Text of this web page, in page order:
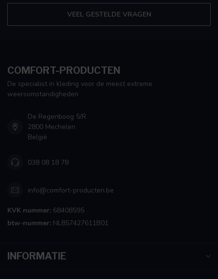
VEEL GESTELDE VRAGEN
COMFORT-PRODUCTEN
De specialist in kleding voor de meest extreme
weersomstandigheden
De Regenboog 5/R
2800 Mechelen
België
038 08 18 78
info@comfort-producten.be
KVK nummer: 68408595
btw-nummer: NL857427611B01
INFORMATIE